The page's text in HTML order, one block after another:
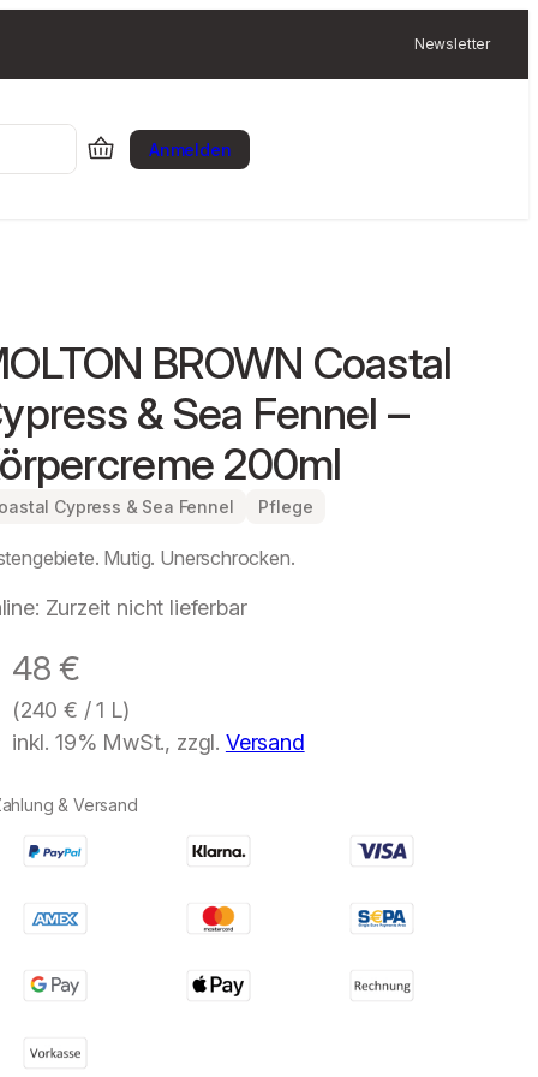
Newsletter
Anmelden
BROWN Coastal
& Sea Fennel –
200ml
Cypress & Sea Fennel Pflege
Mutig. Unerschrocken.
Zurzeit nicht lieferbar
48€
(240€ / 1 L)
inkl. 19% MwSt., zzgl. Versand
& Versand